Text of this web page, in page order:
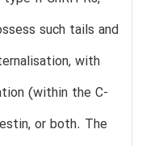
such tails and
with
(within the C-
or both. The